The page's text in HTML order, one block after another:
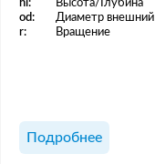
hi:
Высота/Глубина
od:
Диаметр внешний
r:
Вращение
Подробнее